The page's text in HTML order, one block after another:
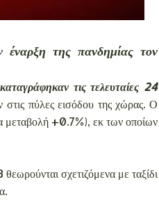
έναρξη της πανδημίας τον
τις τελευταίες 24
πύλες εισόδου της χώρας. Ο
μεταβολή +0.7%), εκ των οποίων
σχετιζόμενα με ταξίδι